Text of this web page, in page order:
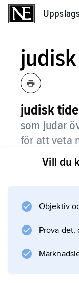
judisk
som judar
för att veta
infaller.Vill du
Objektiv
Prova det,